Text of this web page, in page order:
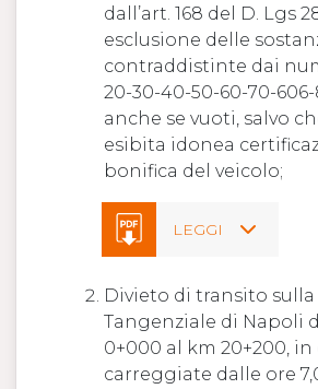
dall’art. 168 del D. Lgs
esclusione delle
contraddistinte dai
20-30-40-50-60-70-606-
anche se vuoti, salvo
esibita idonea
bonifica del veicolo;
LEGGI
Divieto di transito sulla
Tangenziale di Napoli
0+000 al km 20+200,
carreggiate dalle ore